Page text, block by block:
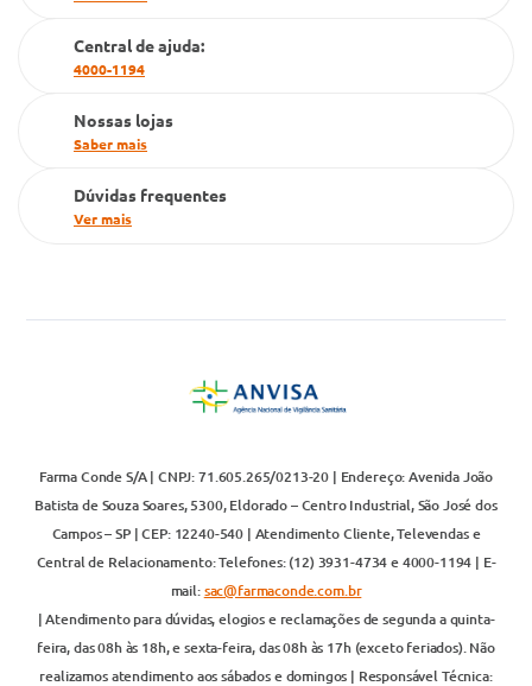
Televendas
Central de ajuda:
4000-1194
Nossas lojas
Saber mais
Dúvidas frequentes
Ver mais
Farma Conde S/A | CNPJ: 71.605.265/0213-20 | Endereço: Avenida João
Batista de Souza Soares, 5300, Eldorado – Centro Industrial, São José dos
Campos – SP | CEP: 12240-540 | Atendimento Cliente, Televendas e
Central de Relacionamento: Telefones: (12) 3931-4734 e 4000-1194 | E-
mail:sac@farmaconde.com.br
| Atendimento para dúvidas, elogios e reclamações de segunda a quinta-
feira, das 08h às 18h, e sexta-feira, das 08h às 17h (exceto feriados). Não
realizamos atendimento aos sábados e domingos | Responsável Técnica: